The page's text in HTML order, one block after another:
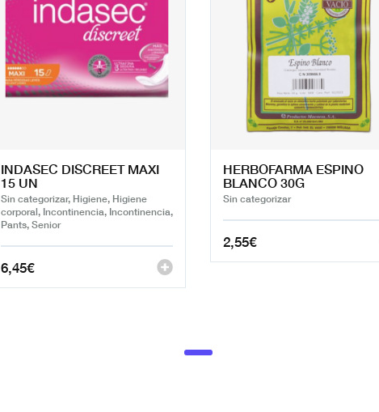
INDASEC DISCREET MAXI
15 UN
Sin categorizar, Higiene, Higiene
corporal, Incontinencia, Incontinencia,
Pants, Senior
6,45€
HERBOFARMA ESPINO
BLANCO 30G
Sin categorizar
2,55€